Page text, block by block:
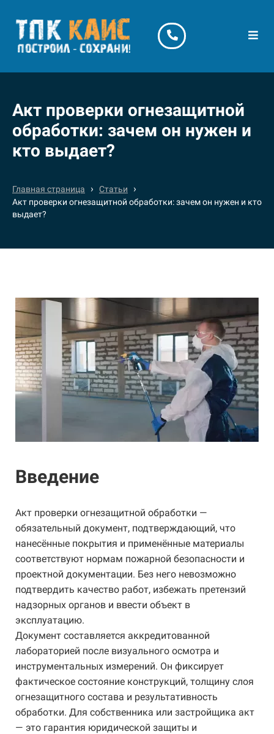
Акт проверки огнезащитной
обработки: зачем он нужен и
кто выдает?
Главная страница › Статьи ›
Акт проверки огнезащитной обработки: зачем он нужен и кто
выдает?
Введение
Акт проверки огнезащитной обработки —
обязательный документ, подтверждающий, что
нанесённые покрытия и применённые материалы
соответствуют нормам пожарной безопасности и
проектной документации. Без него невозможно
подтвердить качество работ, избежать претензий
надзорных органов и ввести объект в
эксплуатацию.
Документ составляется аккредитованной
лабораторией после визуального осмотра и
инструментальных измерений. Он фиксирует
фактическое состояние конструкций, толщину слоя
огнезащитного состава и результативность
обработки. Для собственника или застройщика акт
— это гарантия юридической защиты и